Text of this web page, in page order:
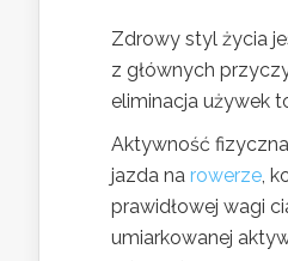
Zdrowy styl życia
z głównych
eliminacja używek
Aktywność
jazda na rowerze,
prawidłowej wagi
umiarkowanej